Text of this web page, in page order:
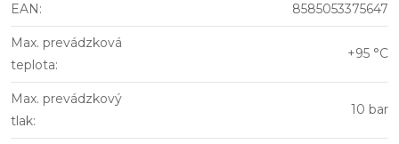
EAN: 8585053375647
Max. prevádzková
teplota:
+95 °C
Max. prevádzkový
tlak:
10 bar